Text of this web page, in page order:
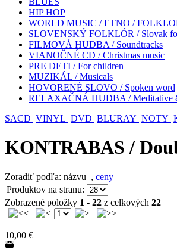
HIP HOP
WORLD MUSIC / ETNO /
SLOVENSKÝ FOLKLÓR / Slovak
FILMOVÁ HUDBA / Soundtracks
VIANOČNÉ CD / Christmas music
PRE DETI / For children
MUZIKÁL / Musicals
HOVORENÉ SLOVO / Spoken word
RELAXAČNÁ HUDBA / Meditative
SACD VINYL DVD BLURAY NOTY
KONTRABAS /
Zoradiť podľa: názvu , ceny
Produktov na stranu:
Zobrazené položky 1 - 22 z celkových 22
10,00 €